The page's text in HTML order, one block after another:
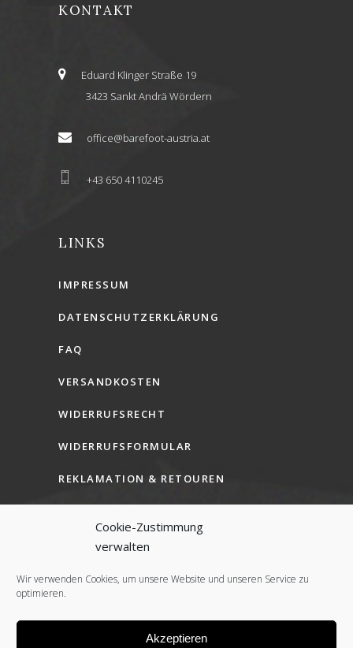
Cookie-Zustimmung
verwalten
Wir verwenden Cookies, um unsere Website und unseren Service zu
optimieren.
Akzeptieren
KONTAKT
Eduard Klinger Straße 19
3423 Sankt Andrä Wördern
office@barefoot-austria.at
+43 650 4110245
LINKS
IMPRESSUM
DATENSCHUTZERKLÄRUNG
FAQ
VERSANDKOSTEN
WIDERRUFSRECHT
WIDERRUFSFORMULAR
REKLAMATION & RETOUREN
AGB (B2B)
COOKIE-RICHTLINIE (EU)